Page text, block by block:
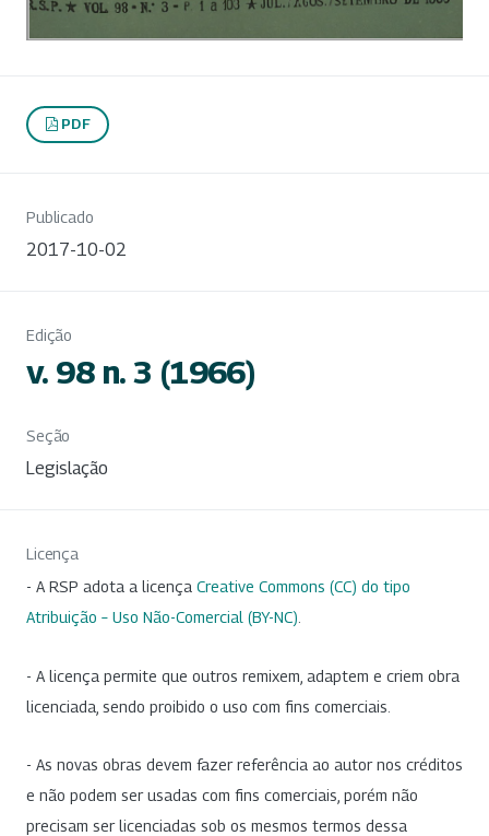
PDF
Publicado
2017-10-02
Edição
v. 98 n. 3 (1966)
Seção
Legislação
Licença
- A RSP adota a licença Creative Commons (CC) do tipo
Atribuição – Uso Não-Comercial (BY-NC)
- A licença permite que outros remixem, adaptem e criem obra
licenciada, sendo proibido o uso com fins comerciais.
- As novas obras devem fazer referência ao autor nos créditos
e não podem ser usadas com fins comerciais, porém não
precisam ser licenciadas sob os mesmos termos dessa